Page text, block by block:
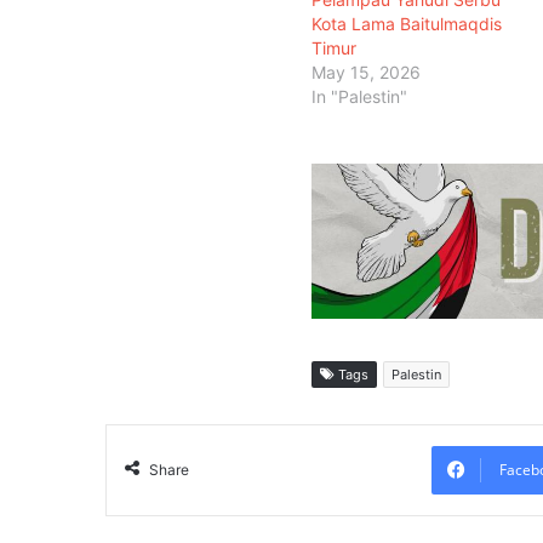
Kota Lama Baitulmaqdis
Timur
May 15, 2026
In "Palestin"
Tags Palestin
Share